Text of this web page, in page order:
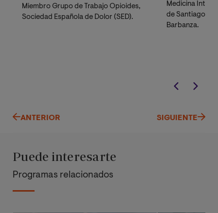
Miembro Grupo de Trabajo Opioides,
Sociedad Española de Dolor (SED).
Medicina
de Santiago de
Barbanza.
ANTERIOR SIGUIENTE
Puede interesarte
Programas relacionados